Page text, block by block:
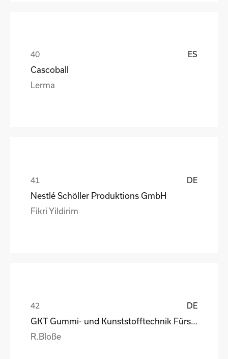
ES
Cascoball
Lerma
DE
Nestlé Schöller Produktions GmbH
Fikri Yildirim
DE
R.Bloße